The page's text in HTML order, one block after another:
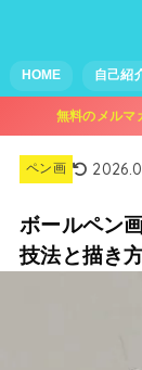
HOME 自己紹
無料のメルマ
ペン画
ボールペン
技法と描き